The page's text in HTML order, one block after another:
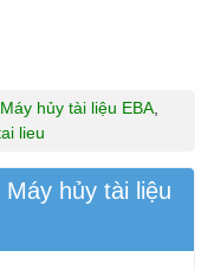
Máy hủy tài liệu EBA,
lieu
hủy tài liệu